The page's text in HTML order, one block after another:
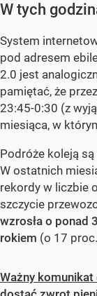
W tych
System
pod adresem
2.0 jest
pamiętać, że
23:45-0:30 (z
miesiąca, w
Podróże koleją
W ostatnich
rekordy w liczbie
szczycie
wzrosła o ponad
rokiem (o 17
Ważny